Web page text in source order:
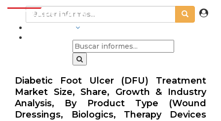
Diabetic Foot Ulcer (DFU) Treatment
Market Size, Share, Growth & Industry
Analysis, By Product Type (Wound
Dressings, Biologics, Therapy Devices